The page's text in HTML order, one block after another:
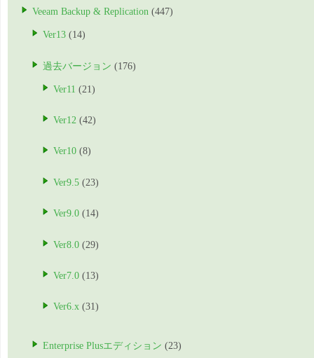
Veeam Backup & Replication (447)
Ver13 (14)
過去バージョン (176)
Ver11 (21)
Ver12 (42)
Ver10 (8)
Ver9.5 (23)
Ver9.0 (14)
Ver8.0 (29)
Ver7.0 (13)
Ver6.x (31)
Enterprise Plusエディション (23)